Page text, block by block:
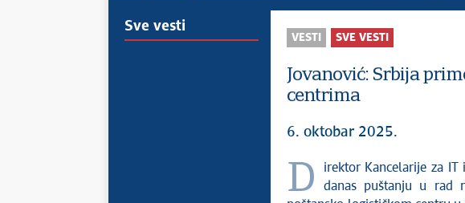
Sve vesti
VESTI SVE VESTI
Jovanović: Srbija
centrima
6. oktobar 2025.
Direktor Kancelarije za IT i eUpravu, dr Mihailo Jovanović prisustvovao je
danas puštanju u rad